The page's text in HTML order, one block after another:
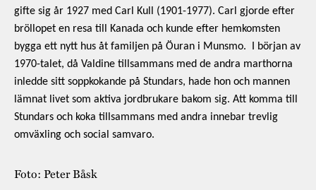
gifte sig år 1927 med Carl Kull (1901-1977). Carl gjorde efter
bröllopet en resa till Kanada och kunde efter hemkomsten
bygga ett nytt hus åt familjen på Öuran i Munsmo. I början av
1970-talet, då Valdine tillsammans med de andra marthorna
inledde sitt soppkokande på Stundars, hade hon och mannen
lämnat livet som aktiva jordbrukare bakom sig. Att komma till
Stundars och koka tillsammans med andra innebar trevlig
omväxling och social samvaro.
Foto: Peter Båsk